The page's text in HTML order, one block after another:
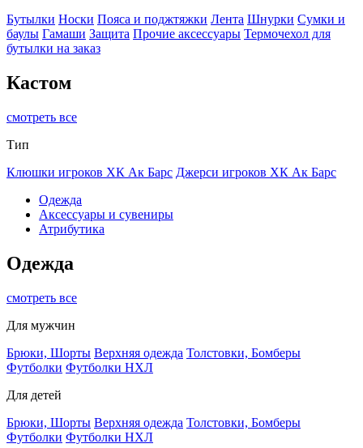
Бутылки Носки Пояса и поджтяжки Лента Шнурки Сумки и
баулы Гамаши Защита Прочие аксессуары Термочехол для
бутылки на заказ
Кастом
смотреть все
Тип
Клюшки игроков ХК Ак Барс Джерси игроков ХК Ак Барс
Одежда
Аксессуары и сувениры
Атрибутика
Одежда
смотреть все
Для мужчин
Брюки, Шорты Верхняя одежда Толстовки, Бомберы
Футболки Футболки НХЛ
Для детей
Брюки, Шорты Верхняя одежда Толстовки, Бомберы
Футболки Футболки НХЛ